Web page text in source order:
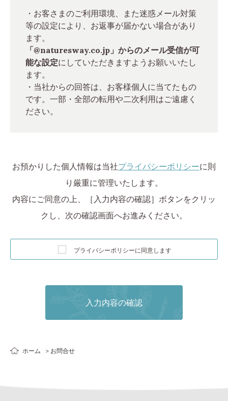
・お客さまのご利用環境、また迷惑メール対策
等の設定により、お返事が届かない場合があり
ます。
「@naturesway.co.jp」からのメール受信が可
能な設定にしていただきますようお願いいたし
ます。
・当社からの回答は、お客様個人に当てたもの
です。一部・全部の転用や二次利用はご遠慮く
ださい。
お預かりした個人情報は当社プライバシーポリシーに則
り厳重に管理いたします。
内容にご同意の上、［入力内容の確認］ボタンをクリッ
クし、次の確認画面へお進みください。
プライバシーポリシーに同意します
ホーム お問合せ